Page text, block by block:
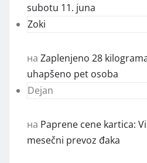
subotu 11. juna
Zoki
на Zaplenjeno 28
uhapšeno pet osoba
Dejan
на Paprene cene kartica:
mesečni prevoz đaka